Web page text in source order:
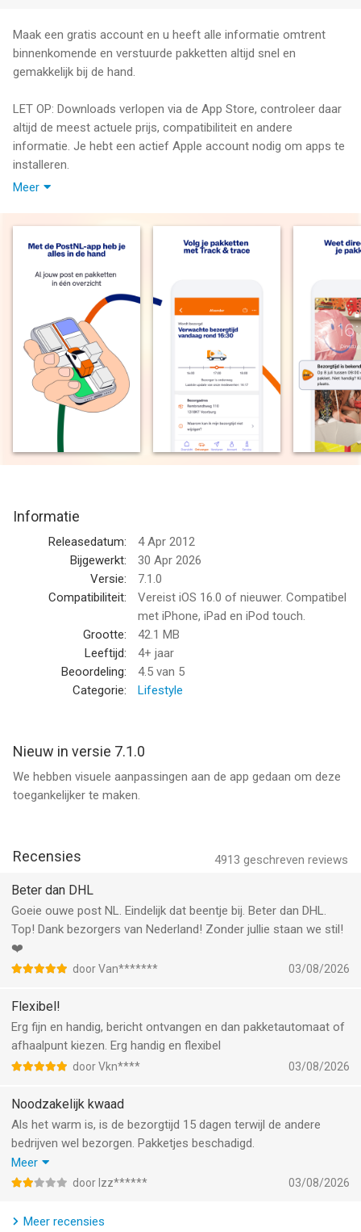
Maak een gratis account en u heeft alle informatie omtrent
binnenkomende en verstuurde pakketten altijd snel en
gemakkelijk bij de hand.
LET OP: Downloads verlopen via de App Store, controleer daar
altijd de meest actuele prijs, compatibiliteit en andere
informatie. Je hebt een actief Apple account nodig om apps te
installeren.
je altijd een totaal overzicht van alles wat naar jou onderweg is.
Ook een pakket verzenden gaat eenvoudig via de app. Op zoek
naar een PostNL-punt? Ook deze vind je eenvoudig terug in de
Benieuwd welke post er naar je onderweg is? Activeer Mijn
Post zodat je ook een volledig overzicht hebt van al jouw post
(let op: alleen in Nederland beschikbaar).
Zo heb je ons altijd bij de hand!
Altijd up-to-date
Als je notificaties aanzet zorgen we dat je altijd op de hoogte
bent van de laatste status van jouw pakket.
Installeer ook de PostNL widget op jouw homescherm om
Iets versturen?
Laat de QR-code uit jouw account scannen en ontvang een
verzendbewijs per e-mail.
Maak eenvoudig een label aan via de app en laat dit printen bij
een PostNL punt.
Postzegel nodig? Koop een digitale postzegel en schrijf deze
op de brief, handig!
Download de app en laat ons weten wat je ervan vindt!
en iPod touch met iOS versie 16.0 of hoger, geschikt bevonden
voor gebruikers met leeftijden vanaf4 jaar.
Meer
Informatie
Releasedatum:
4 Apr 2012
Bijgewerkt:
30 Apr 2026
Versie:
7.1.0
Compatibiliteit:
Vereist iOS 16.0 of nieuwer. Compatibel
met iPhone, iPad en iPod touch.
Grootte:
42.1 MB
Leeftijd:
4+ jaar
Beoordeling:
4.5 van 5
Categorie:
Lifestyle
Nieuw in versie 7.1.0
We hebben visuele aanpassingen aan de app gedaan om deze
toegankelijker te maken.
4913 geschreven reviews
Recensies
Beter dan DHL
Goeie ouwe post NL. Eindelijk dat beentje bij. Beter dan DHL.
Top! Dank bezorgers van Nederland! Zonder jullie staan we stil!
❤️
door Van******* 03/08/2026
Flexibel!
Erg fijn en handig, bericht ontvangen en dan pakketautomaat of
afhaalpunt kiezen. Erg handig en flexibel
door Vkn**** 03/08/2026
Noodzakelijk kwaad
Als het warm is, is de bezorgtijd 15 dagen terwijl de andere
bedrijven wel bezorgen. Pakketjes beschadigd.
Brievenbuspakketten zonder track&trace.
Lang verhaal kort, wat ooit onze nationale trots was, is niets
Meer
door Izz****** 03/08/2026
Meer recensies